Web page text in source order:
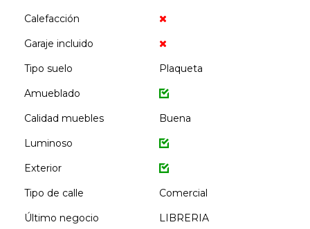
Calefacción
Garaje incluido
Tipo suelo
Plaqueta
Amueblado
Calidad muebles
Buena
Luminoso
Exterior
Tipo de calle
Comercial
Último negocio
LIBRERIA